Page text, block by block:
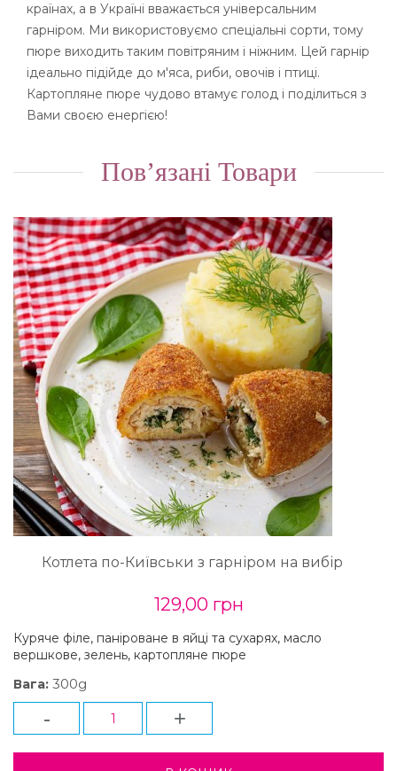
країнах, а в Україні вважається універсальним
гарніром. Ми використовуємо спеціальні сорти, тому
пюре виходить таким повітряним і ніжним. Цей гарнір
ідеально підійде до м'яса, риби, овочів і птиці.
Картопляне пюре чудово втамує голод і поділиться з
Вами своєю енергією!
Пов’язані Товари
Котлета по-Київськи з гарніром на вибір
129,00 грн
Куряче філе, паніроване в яйці та сухарях, масло
вершкове, зелень, картопляне пюре
Вага: 300g
- +